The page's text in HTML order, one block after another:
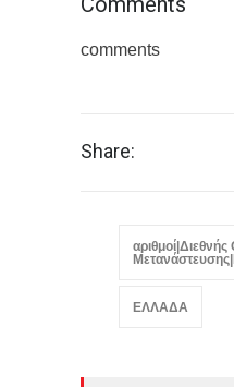
comments
Share:
ΕΛΛΑΔΑ